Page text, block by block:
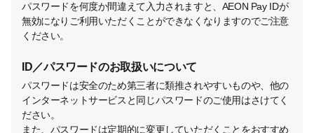
パスワードを何度か間違えて入力されますと、AEON Pay IDが
無効になりご利用いただくことができなくなりますのでご注意
ください。
ID／パスワードのお取扱いについて
パスワードは安全のため第三者に類推されやすいものや、他の
インターネットサービスと同じパスワードのご使用はさけてく
ださい。
また、パスワードは定期的に変更していただくことをおすすめ